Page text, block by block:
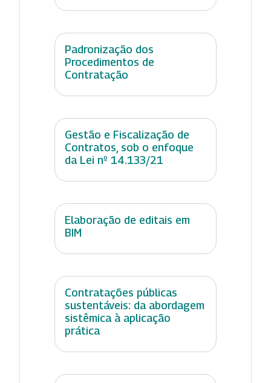
Padronização dos
Procedimentos de
Contratação
Gestão e Fiscalização de
Contratos, sob o enfoque
da Lei nº 14.133/21
Elaboração de editais em
BIM
Contratações públicas
sustentáveis: da abordagem
sistêmica à aplicação
prática